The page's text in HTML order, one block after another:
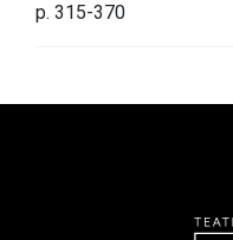
p. 315-370